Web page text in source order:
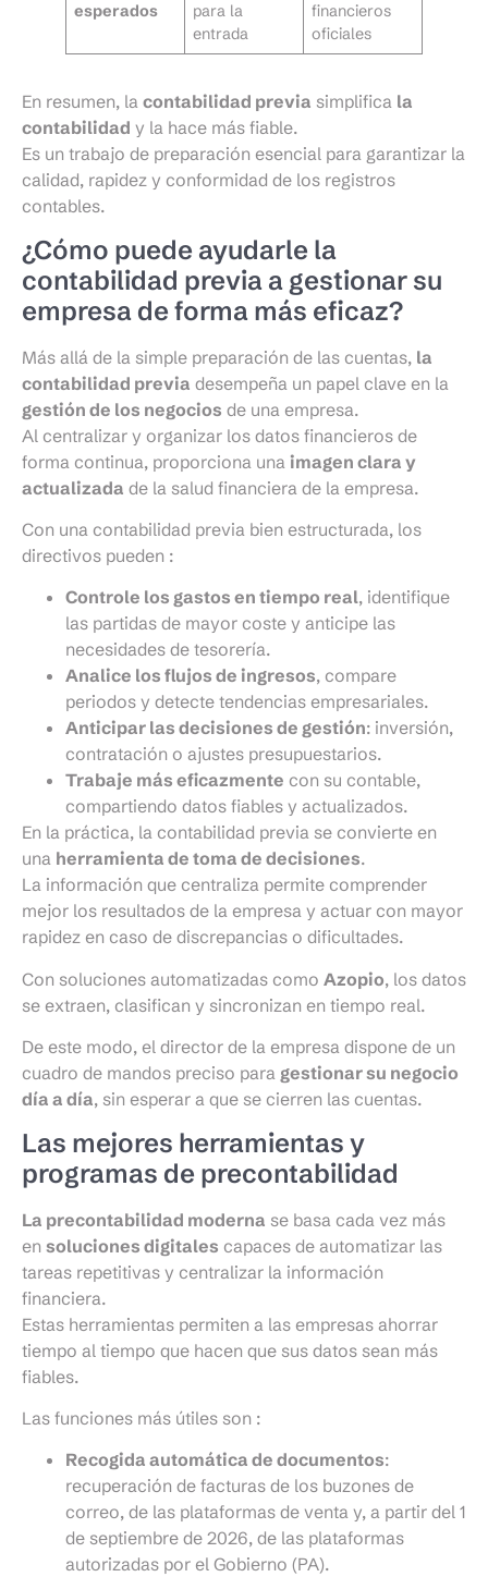
esperados
para la
entrada
financieros
oficiales
En resumen, la contabilidad previa simplifica la
contabilidad y la hace más fiable.
Es un trabajo de preparación esencial para garantizar la
calidad, rapidez y conformidad de los registros
contables.
¿Cómo puede ayudarle la
contabilidad previa a gestionar su
empresa de forma más eficaz?
Más allá de la simple preparación de las cuentas, la
contabilidad previa desempeña un papel clave en la
gestión de los negocios de una empresa.
Al centralizar y organizar los datos financieros de
forma continua, proporciona una imagen clara y
actualizada de la salud financiera de la empresa.
Con una contabilidad previa bien estructurada, los
directivos pueden :
Controle los gastos en tiempo real, identifique
las partidas de mayor coste y anticipe las
necesidades de tesorería.
Analice los flujos de ingresos, compare
periodos y detecte tendencias empresariales.
Anticipar las decisiones de gestión: inversión,
contratación o ajustes presupuestarios.
Trabaje más eficazmente con su contable,
compartiendo datos fiables y actualizados.
En la práctica, la contabilidad previa se convierte en
una herramienta de toma de decisiones.
La información que centraliza permite comprender
mejor los resultados de la empresa y actuar con mayor
rapidez en caso de discrepancias o dificultades.
Con soluciones automatizadas como Azopio, los datos
se extraen, clasifican y sincronizan en tiempo real.
De este modo, el director de la empresa dispone de un
cuadro de mandos preciso para gestionar su negocio
día a día, sin esperar a que se cierren las cuentas.
Las mejores herramientas y
programas de precontabilidad
La precontabilidad moderna se basa cada vez más
en soluciones digitales capaces de automatizar las
tareas repetitivas y centralizar la información
financiera.
Estas herramientas permiten a las empresas ahorrar
tiempo al tiempo que hacen que sus datos sean más
fiables.
Las funciones más útiles son :
Recogida automática de documentos:
recuperación de facturas de los buzones de
correo, de las plataformas de venta y, a partir del 1
de septiembre de 2026, de las plataformas
autorizadas por el Gobierno (PA).